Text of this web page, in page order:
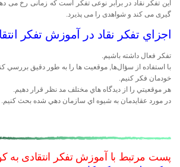
این تفکر نقاد در برابر نوعی تفکر است که زمانی رخ می
گیری می کند و شواهدی را می پذیرد.
اجزاي تفكر نقاد در آموزش تفکر
تفكر فعال داشته باشيم.
با استفاده از سؤال‌ها, موقعيت ها را به طور دقيق بررسي
خودمان فكر كنيم.
هر موقعيتي را از ديدگاه هاي مختلف مد نظر قرار دهيم.
در مورد عقايدمان به شيوه اي سازمان دهي شده بحث كنيم.
پست مرتبط با آموزش تفکر انتقادی به